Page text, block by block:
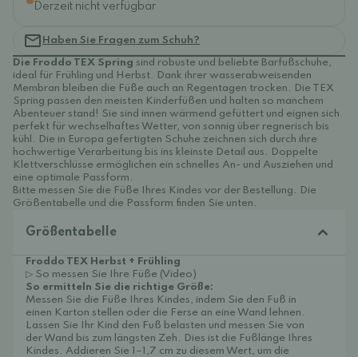
Derzeit nicht verfügbar
Haben Sie Fragen zum Schuh?
Die Froddo TEX Spring sind robuste und beliebte Barfußschuhe,
ideal für Frühling und Herbst. Dank ihrer wasserabweisenden
Membran bleiben die Füße auch an Regentagen trocken. Die TEX
Spring passen den meisten Kinderfüßen und halten so manchem
Abenteuer stand! Sie sind innen wärmend gefüttert und eignen sich
perfekt für wechselhaftes Wetter, von sonnig über regnerisch bis
kühl. Die in Europa gefertigten Schuhe zeichnen sich durch ihre
hochwertige Verarbeitung bis ins kleinste Detail aus. Doppelte
Klettverschlüsse ermöglichen ein schnelles An- und Ausziehen und
eine optimale Passform.
Bitte messen Sie die Füße Ihres Kindes vor der Bestellung. Die
Größentabelle und die Passform finden Sie unten.
Größentabelle
Froddo TEX Herbst + Frühling
▷ So messen Sie Ihre Füße (Video)
So ermitteln Sie die richtige Größe:
Messen Sie die Füße Ihres Kindes, indem Sie den Fuß in
einen Karton stellen oder die Ferse an eine Wand lehnen.
Lassen Sie Ihr Kind den Fuß belasten und messen Sie von
der Wand bis zum längsten Zeh. Dies ist die Fußlänge Ihres
Kindes. Addieren Sie 1–1,7 cm zu diesem Wert, um die